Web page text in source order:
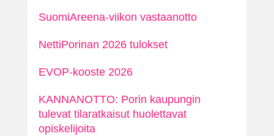
SuomiAreena-viikon vastaanotto
NettiPorinan 2026 tulokset
EVOP-kooste 2026
KANNANOTTO: Porin kaupungin
tulevat tilaratkaisut huolettavat
opiskelijoita